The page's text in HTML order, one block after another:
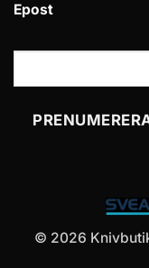
Epost
© 2026